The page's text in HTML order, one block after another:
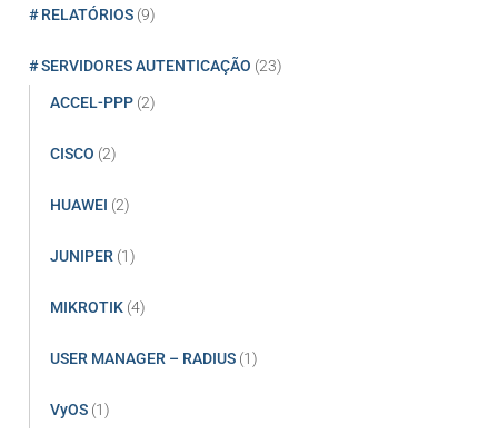
# RELATÓRIOS (9)
# SERVIDORES AUTENTICAÇÃO (23)
ACCEL-PPP (2)
CISCO (2)
HUAWEI (2)
JUNIPER (1)
MIKROTIK (4)
USER MANAGER – RADIUS (1)
VyOS (1)